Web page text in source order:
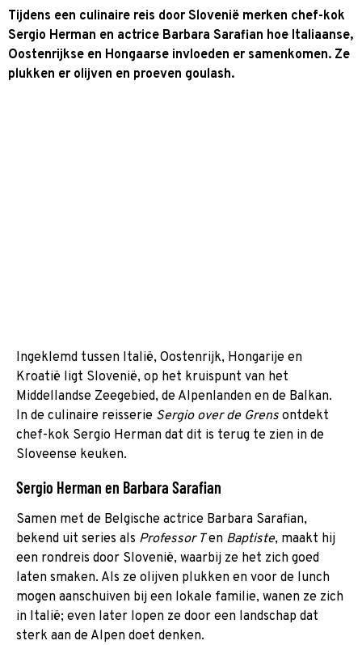
Tijdens een culinaire reis door Slovenië merken chef-kok
Sergio Herman en actrice Barbara Sarafian hoe Italiaanse,
Oostenrijkse en Hongaarse invloeden er samenkomen. Ze
plukken er olijven en proeven goulash.
Ingeklemd tussen Italië, Oostenrijk, Hongarije en
Kroatië ligt Slovenië, op het kruispunt van het
Middellandse Zeegebied, de Alpenlanden en de Balkan.
In de culinaire reisserie Sergio over de Grens ontdekt
chef-kok Sergio Herman dat dit is terug te zien in de
Sloveense keuken.
Sergio Herman en Barbara Sarafian
Samen met de Belgische actrice Barbara Sarafian,
bekend uit series als Professor Ten Baptiste, maakt hij
een rondreis door Slovenië, waarbij ze het zich goed
laten smaken. Als ze olijven plukken en voor de lunch
mogen aanschuiven bij een lokale familie, wanen ze zich
in Italië; even later lopen ze door een landschap dat
sterk aan de Alpen doet denken.